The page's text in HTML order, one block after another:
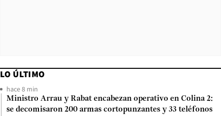
LO ÚLTIMO
hace 8 min
Ministro Arrau y Rabat encabezan operativo en Colina 2:
se decomisaron 200 armas cortopunzantes y 33 teléfonos